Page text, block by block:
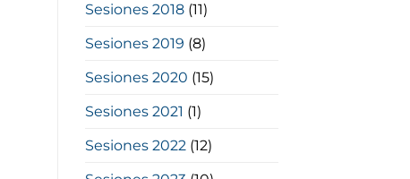
Sesiones 2018(11)
Sesiones 2019 (8)
Sesiones 2020 (15)
Sesiones 2021 (1)
Sesiones 2022(12)